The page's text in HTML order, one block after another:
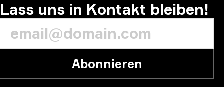
Lass uns in Kontakt bleiben!
Abonnieren